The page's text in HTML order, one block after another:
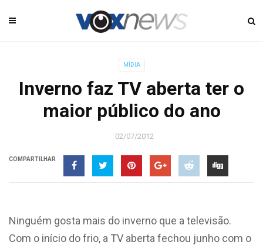
MÍDIA
Inverno faz TV aberta ter o
maior público do ano
02/07/2012
COMPARTILHAR
Ninguém gosta mais do inverno que a televisão.
Com o início do frio, a TV aberta fechou junho com o